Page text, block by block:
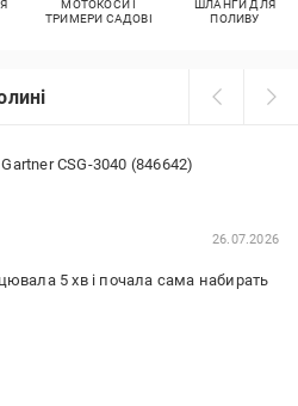
МОТОКОСИ І
ТРИМЕРИ САДОВІ
ШЛАНГИ ДЛЯ
ПОЛИВУ
CSG-3040 (846642)
26.07.2026
5 хв і почала сама набирать